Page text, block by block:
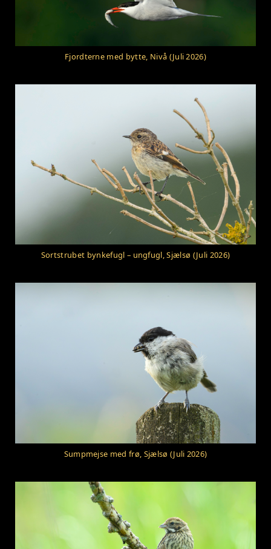
Fjordterne med bytte, Nivå (Juli 2026)
Sortstrubet bynkefugl – ungfugl, Sjælsø (Juli 2026)
Sumpmejse med frø, Sjælsø (Juli 2026)